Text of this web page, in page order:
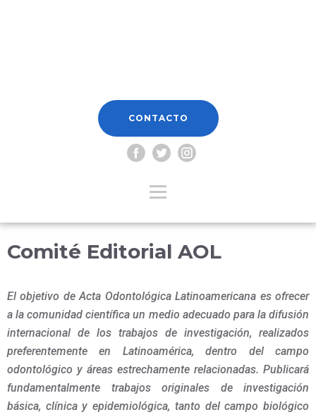
CONTACTO
Comité Editorial AOL
El objetivo de Acta Odontológica Latinoamericana es ofrecer
a la comunidad científica un medio adecuado para la difusión
internacional de los trabajos de investigación, realizados
preferentemente en Latinoamérica, dentro del campo
odontológico y áreas estrechamente relacionadas. Publicará
fundamentalmente trabajos originales de investigación
básica, clínica y epidemiológica, tanto del campo biológico